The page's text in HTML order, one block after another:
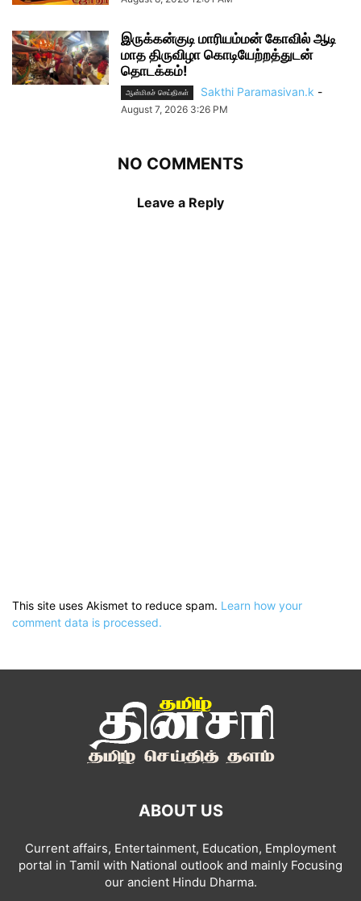
இருக்கன்குடி மாரியம்மன் கோவில் ஆடி
மாத திருவிழா கொடியேற்றத்துடன்
தொடக்கம்!
ஆன்மிகச் செய்திகள் Sakthi Paramasivan.k -
August 7, 2026 3:26 PM
NO COMMENTS
Leave a Reply
This site uses Akismet to reduce spam. Learn how your
comment data is processed.
ABOUT US
Current affairs, Entertainment, Education, Employment
portal in Tamil with National outlook and mainly Focusing
our ancient Hindu Dharma.